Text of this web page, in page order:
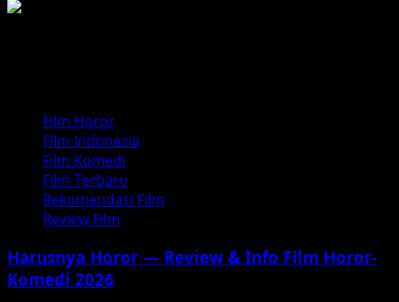
Film Horor
Film Indonesia
Film Komedi
Film Terbaru
Rekomendasi Film
Review Film
Harusnya Horor — Review & Info Film Horor-
Komedi 2026